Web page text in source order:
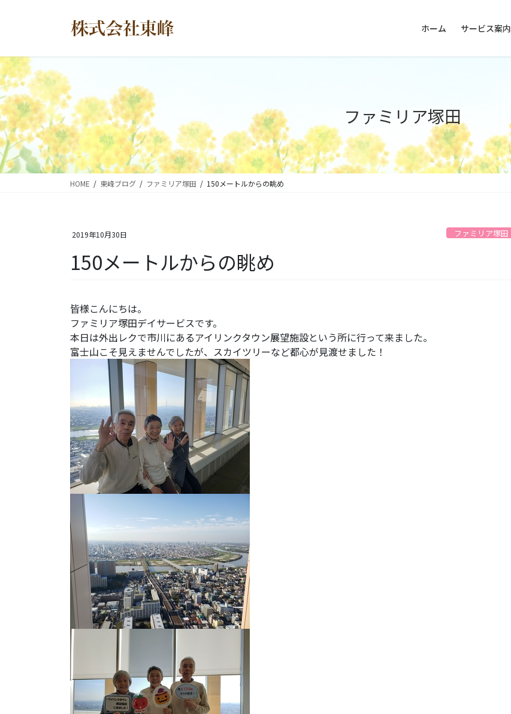
ツ
に
移
動
シ
ョ
ン
に
移
動
ホーム サービス案内
ファミリア塚田
HOME 東峰ブログ ファミリア塚田 150メートルからの眺め
2019年10月30日 ファミリア塚田
150メートルからの眺め
皆様こんにちは。
ファミリア塚田デイサービスです。
本日は外出レクで市川にあるアイリンクタウン展望施設という所に行って来ました。
富士山こそ見えませんでしたが、スカイツリーなど都心が見渡せました！